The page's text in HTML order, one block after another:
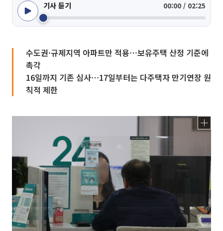
기사 듣기 00:00 / 02:25
수도권·규제지역 아파트만 적용⋯보유주택 산정 기준에
촉각
16일까지 기존 심사⋯17일부터는 다주택자 만기연장 원
칙적 제한